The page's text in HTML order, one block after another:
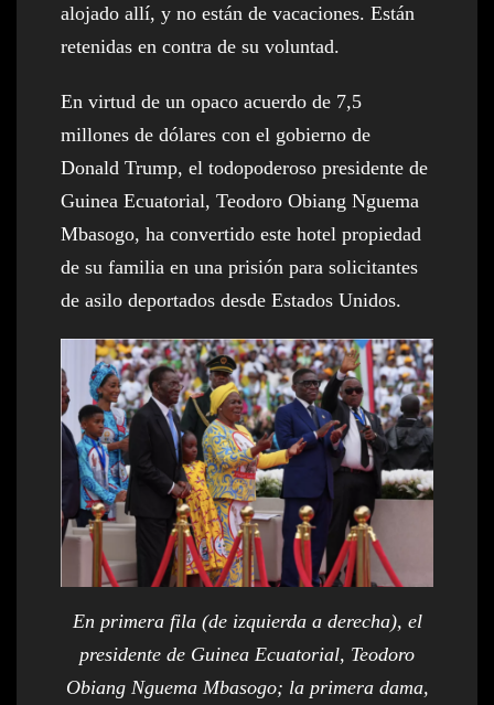
alojado allí, y no están de vacaciones. Están
retenidas en contra de su voluntad.
En virtud de un opaco acuerdo de 7,5
millones de dólares con el gobierno de
Donald Trump, el todopoderoso presidente de
Guinea Ecuatorial, Teodoro Obiang Nguema
Mbasogo, ha convertido este hotel propiedad
de su familia en una prisión para solicitantes
de asilo deportados desde Estados Unidos.
En primera fila (de izquierda a derecha), el
presidente de Guinea Ecuatorial, Teodoro
Obiang Nguema Mbasogo; la primera dama,